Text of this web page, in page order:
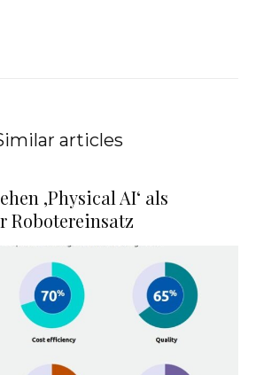
articles
‚Physical AI‘ als
Robotereinsatz